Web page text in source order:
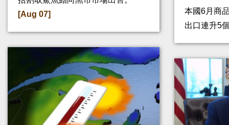
[Aug 07]
本國6月商
出口連升5